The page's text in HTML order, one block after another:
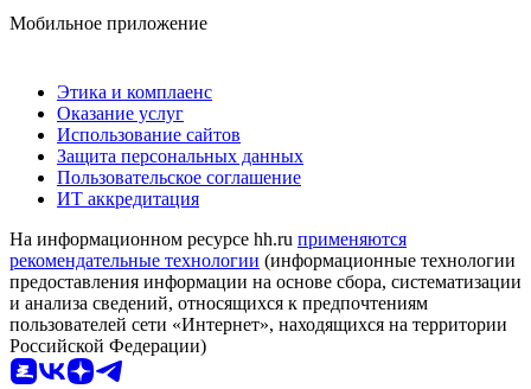
Мобильное приложение
Этика и комплаенс
Оказание услуг
Использование сайтов
Защита персональных данных
Пользовательское соглашение
ИТ аккредитация
На информационном ресурсе hh.ru применяются
рекомендательные технологии (информационные технологии
предоставления информации на основе сбора, систематизации
и анализа сведений, относящихся к предпочтениям
пользователей сети «Интернет», находящихся на территории
Российской Федерации)